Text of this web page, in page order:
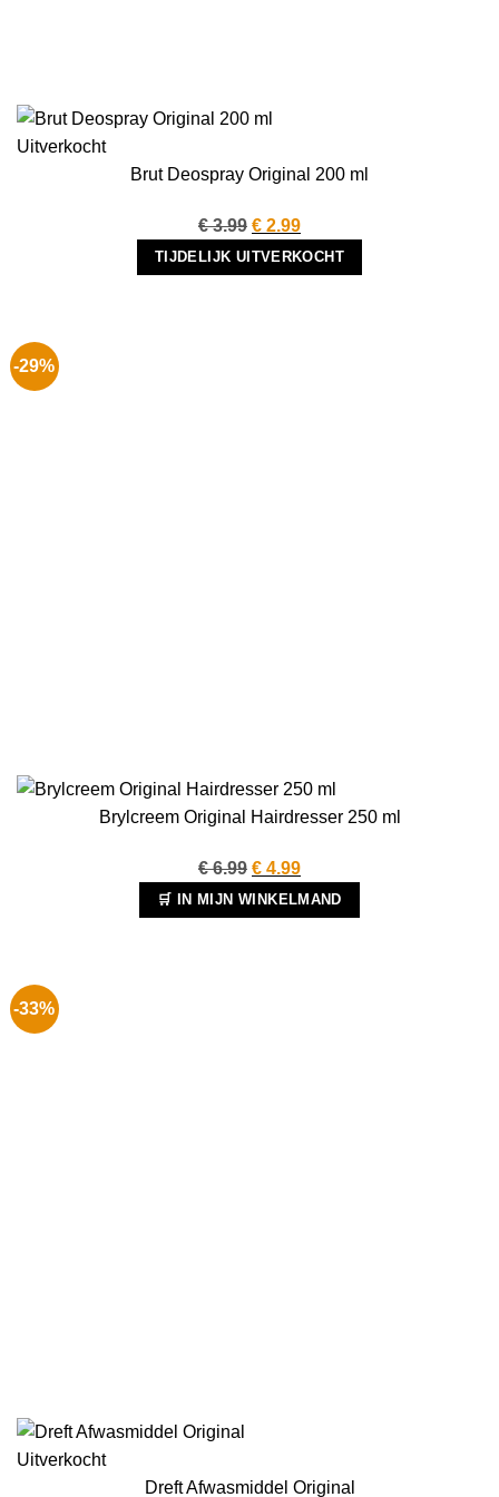
Uitverkocht
Brut Deospray Original 200 ml
€3.99 Oorspronkelijke
prijs
was:
€ 2.99Huidige
prijs
is:
TIJDELIJK UITVERKOCHT
-29%
Brylcreem Original Hairdresser 250 ml
€6.99 Oorspronkelijke
prijs
was:
€ 4.99Huidige
prijs
is:
🛒 IN MIJN WINKELMAND
-33%
Uitverkocht
Dreft Afwasmiddel Original